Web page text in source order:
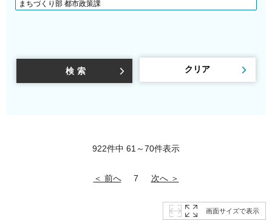
922件中 61～70件表示
＜ 前へ 7 次へ ＞
画面サイズで表示